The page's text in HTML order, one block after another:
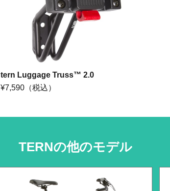
tern Luggage Truss™ 2.0
¥7,590 （税込）
TERNの他のモデル